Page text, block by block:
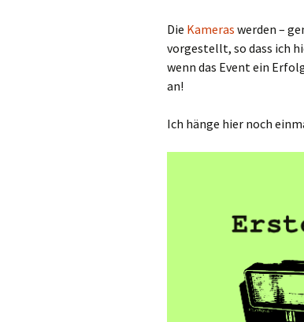
Die Kameras werden –
vorgestellt, so dass ich
wenn das Event ein
an!
Ich hänge hier noch